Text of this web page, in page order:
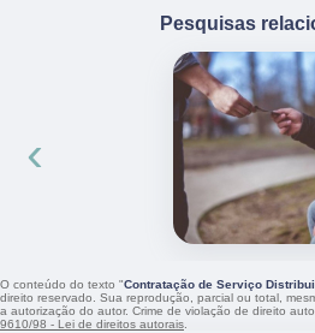
Pesquisas
‹
O conteúdo do texto "Contratação de Serviço
direito reservado. Sua reprodução, parcial ou total,
a autorização do autor. Crime de violação de direito
9610/98 - Lei de direitos autorais.